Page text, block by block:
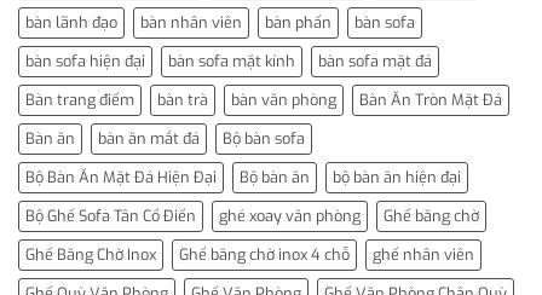
bàn lãnh đạo
bàn nhân viên bàn phấn
bàn sofa
bàn sofa hiện đại
bàn sofa mặt kính
bàn sofa mặt đá
Bàn trang điểm
bàn trà bàn văn phòng
Bàn Ăn Tròn Mặt Đá
Bàn ăn
bàn ăn mắt đá
Bộ bàn sofa
Bộ Bàn Ăn Mặt Đá Hiện Đại
Bộ bàn ăn
bộ bàn ăn hiện đại
Bộ Ghế Sofa Tân Cổ Điển
ghé xoay văn phòng
Ghế băng chờ
Ghế Băng Chờ Inox
Ghế băng chờ inox 4 chỗ
ghế nhân viên